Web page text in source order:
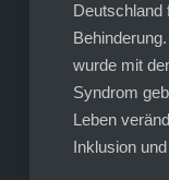
Deutschland
wurde mit
Syndrom
Leben
Inklusion